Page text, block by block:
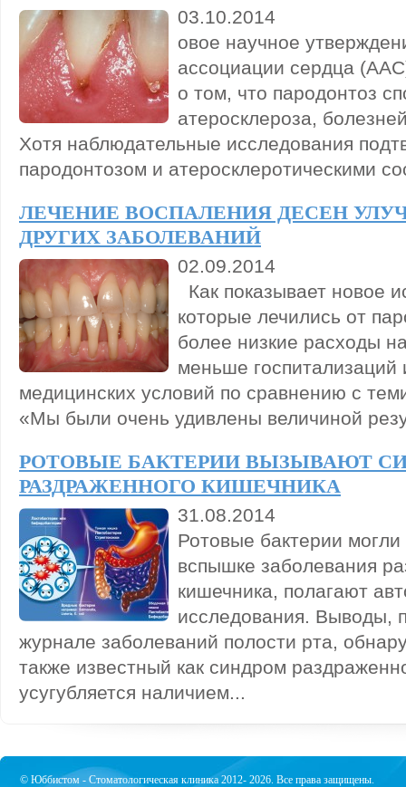
03.10.2014
овое научное
ассоциации сердца
о том, что пародонтоз
атеросклероза,
Хотя наблюдательные исследования
пародонтозом и атеросклеротическими
ЛЕЧЕНИЕ ВОСПАЛЕНИЯ ДЕСЕН
ДРУГИХ ЗАБОЛЕВАНИЙ
02.09.2014
Как показывает новое
которые лечились от
более низкие расходы
меньше госпитализаций
медицинских условий по сравнению с
«Мы были очень удивлены величиной
РОТОВЫЕ БАКТЕРИИ ВЫЗЫВАЮТ
РАЗДРАЖЕННОГО КИШЕЧНИКА
31.08.2014
Ротовые бактерии
вспышке заболевания
кишечника, полагают
исследования. Выводы,
журнале заболеваний полости рта,
также известный как синдром
усугубляется наличием...
© Юббистом - Стоматологическая клиника 2012- 2026. Все права защищены.